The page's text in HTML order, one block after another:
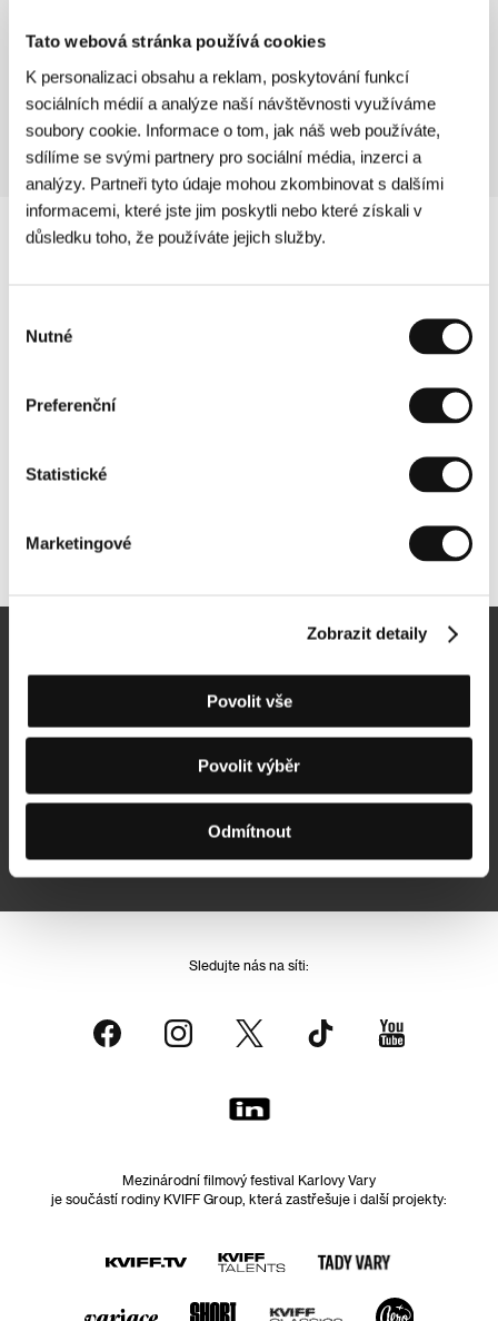
Tato webová stránka používá cookies
K personalizaci obsahu a reklam, poskytování funkcí
sociálních médií a analýze naší návštěvnosti využíváme
soubory cookie. Informace o tom, jak náš web používáte,
sdílíme se svými partnery pro sociální média, inzerci a
analýzy. Partneři tyto údaje mohou zkombinovat s dalšími
informacemi, které jste jim poskytli nebo které získali v
důsledku toho, že používáte jejich služby.
souhlasu
Nutné
Preferenční
Statistické
Marketingové
Zobrazit detaily
Povolit vše
Povolit výběr
Odmítnout
(Lato milosci)
Režie: Feliks Falk / Polsko, 1994, 0 min
Sekce:
Na východ od Západu
Newsletter
Přihlásit se k odběru
Přihlášením souhlasím sezpracováním osobních údajů
Sledujte nás na síti:
Mezinárodní filmový festival Karlovy Vary
je součástí rodiny KVIFF Group, která zastřešuje i další projekty: